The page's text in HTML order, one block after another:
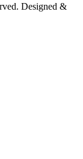
Designed &